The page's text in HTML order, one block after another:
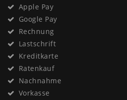
Apple Pay
Google Pay
Rechnung
Lastschrift
Kreditkarte
Ratenkauf
Nachnahme
Vorkasse